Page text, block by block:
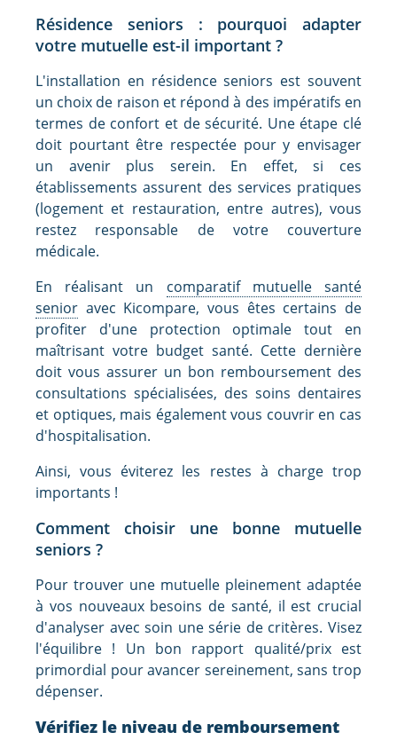
Résidence seniors : pourquoi adapter
votre mutuelle est-il important ?
L'installation en résidence seniors est souvent
un choix de raison et répond à des impératifs en
termes de confort et de sécurité. Une étape clé
doit pourtant être respectée pour y envisager
un avenir plus serein. En effet, si ces
établissements assurent des services pratiques
(logement et restauration, entre autres), vous
restez responsable de votre couverture
médicale.
En réalisant un comparatif mutuelle santé
senior avec Kicompare, vous êtes certains de
profiter d'une protection optimale tout en
maîtrisant votre budget santé. Cette dernière
doit vous assurer un bon remboursement des
consultations spécialisées, des soins dentaires
et optiques, mais également vous couvrir en cas
d'hospitalisation.
Ainsi, vous éviterez les restes à charge trop
importants !
Comment choisir une bonne mutuelle
seniors ?
Pour trouver une mutuelle pleinement adaptée
à vos nouveaux besoins de santé, il est crucial
d'analyser avec soin une série de critères. Visez
l'équilibre ! Un bon rapport qualité/prix est
primordial pour avancer sereinement, sans trop
dépenser.
Vérifiez le niveau de remboursement